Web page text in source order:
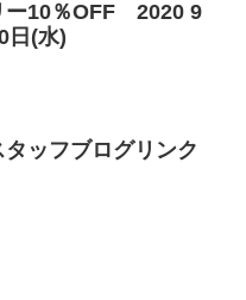
ー10％OFF 2020 9
日(水)
ッフブログリンク